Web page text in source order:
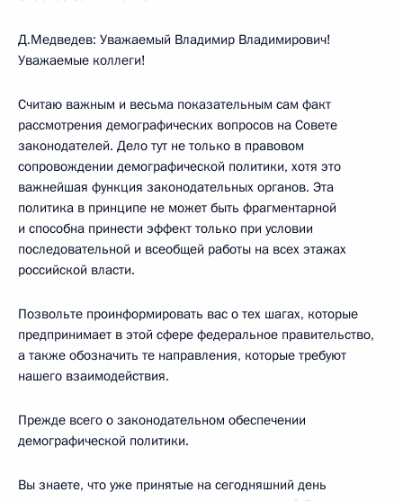
Д.Медведев: Уважаемый Владимир Владимирович!
Уважаемые коллеги!
Считаю важным и весьма показательным сам факт
рассмотрения демографических вопросов на Совете
законодателей. Дело тут не только в правовом
сопровождении демографической политики, хотя это
важнейшая функция законодательных органов. Эта
политика в принципе не может быть фрагментарной
и способна принести эффект только при условии
последовательной и всеобщей работы на всех этажах
российской власти.
Позвольте проинформировать вас о тех шагах, которые
предпринимает в этой сфере федеральное правительство,
а также обозначить те направления, которые требуют
нашего взаимодействия.
Прежде всего о законодательном обеспечении
демографической политики.
Вы знаете, что уже принятые на сегодняшний день